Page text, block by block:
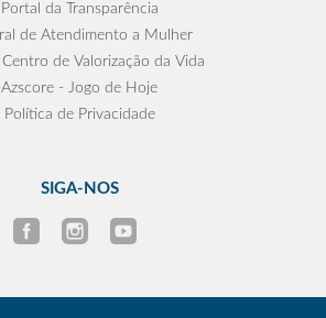
Portal da Transparência
de Atendimento a Mulher
de Valorização da Vida
Azscore - Jogo de Hoje
Política de Privacidade
SIGA-NOS